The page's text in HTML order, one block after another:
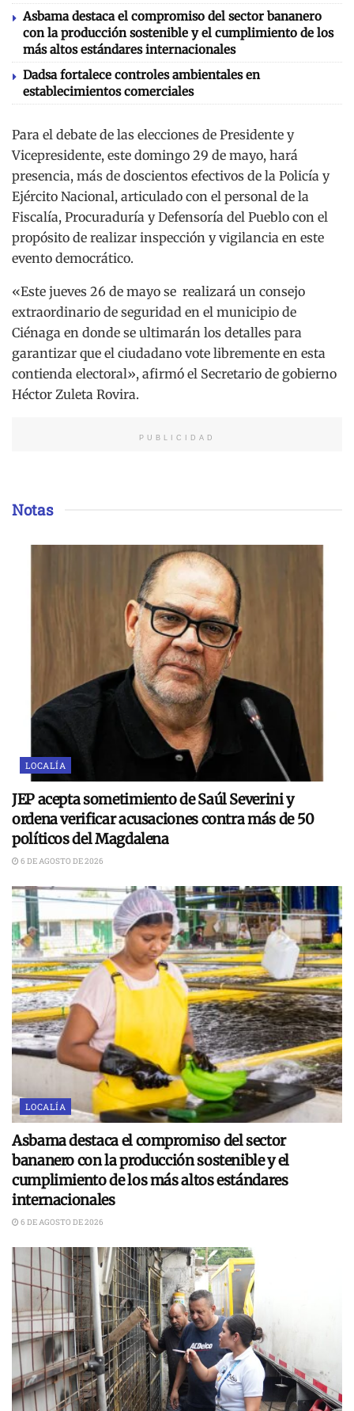
Asbama destaca el compromiso del sector bananero
con la producción sostenible y el cumplimiento de los
más altos estándares internacionales
Dadsa fortalece controles ambientales en
establecimientos comerciales
Para el debate de las elecciones de Presidente y
Vicepresidente, este domingo 29 de mayo, hará
presencia, más de doscientos efectivos de la Policía y
Ejército Nacional, articulado con el personal de la
Fiscalía, Procuraduría y Defensoría del Pueblo con el
propósito de realizar inspección y vigilancia en este
evento democrático.
«Este jueves 26 de mayo se realizará un consejo
extraordinario de seguridad en el municipio de
Ciénaga en donde se ultimarán los detalles para
garantizar que el ciudadano vote libremente en esta
contienda electoral», afirmó el Secretario de gobierno
Héctor Zuleta Rovira.
PUBLICIDAD
Notas
LOCALÍA
JEP acepta sometimiento de Saúl Severini y
ordena verificar acusaciones contra más de 50
políticos del Magdalena
6 DE AGOSTO DE 2026
LOCALÍA
Asbama destaca el compromiso del sector
bananero con la producción sostenible y el
cumplimiento de los más altos estándares
internacionales
6 DE AGOSTO DE 2026